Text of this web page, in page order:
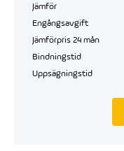
Jämför
Engångsavgift
Jämförpris 24 mån
Bindningstid
Uppsägningstid